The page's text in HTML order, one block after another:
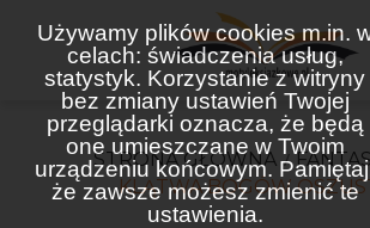
Używamy plików cookies m.in.
celach: świadczenia usług,
statystyk. Korzystanie z witryny
bez zmiany ustawień Twojej
przeglądarki oznacza, że będą
one umieszczane w Twoim
urządzeniu końcowym.
że zawsze możesz zmienić te
ustawienia.
STRONA GŁÓWNA
KLĄTWA BOGÓW